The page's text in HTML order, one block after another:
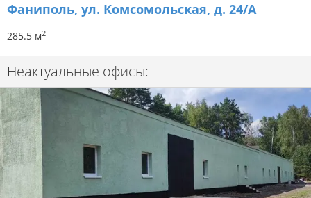
Фаниполь, ул. Комсомольская, д. 24/А
285.5 м2
Неактуальные офисы: